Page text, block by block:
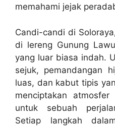
memahami jejak
Candi-candi di
di lereng Gunung
yang luar biasa indah.
sejuk, pemandangan
luas, dan kabut tipis
menciptakan
untuk sebuah
Setiap langkah